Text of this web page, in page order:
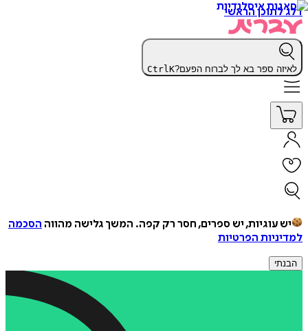
דלג לתוכן הראשי
לאיזה ספר בא לך לברוח הפעם? CtrlK
יש עוגיות, יש ספרים, חסר רק קפה. המשך גלישה מהווה הסכמה
למדיניות הפרטיות
הבנתי